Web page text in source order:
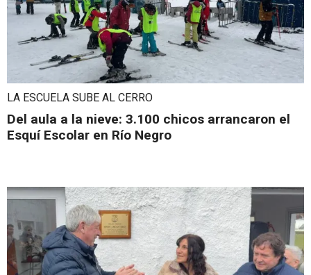
LA ESCUELA SUBE AL CERRO
Del aula a la nieve: 3.100 chicos arrancaron el
Esquí Escolar en Río Negro